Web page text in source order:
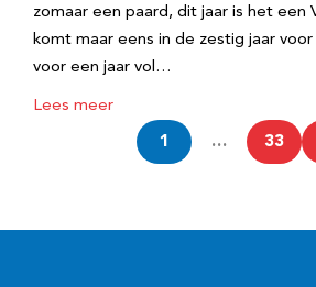
zomaar een paard, dit jaar is het een
komt maar eens in de zestig jaar
voor een jaar vol…
Lees meer
1 … 33